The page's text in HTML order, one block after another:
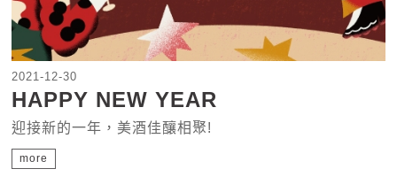
2021-12-30
HAPPY NEW YEAR
迎接新的一年，美酒佳釀相聚!
more